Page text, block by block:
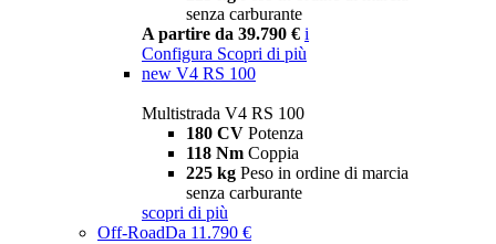
senza carburante
A partire da 39.790 € i
Configura Scopri di più
new V4 RS 100
Multistrada V4 RS 100
180 CV Potenza
118 Nm Coppia
225 kg Peso in ordine di marcia
senza carburante
scopri di più
Off-RoadDa 11.790 €